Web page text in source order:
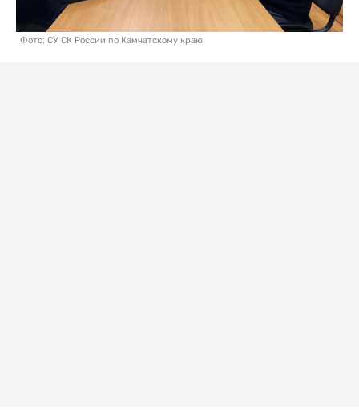
Фото: СУ СК России по Камчатскому краю